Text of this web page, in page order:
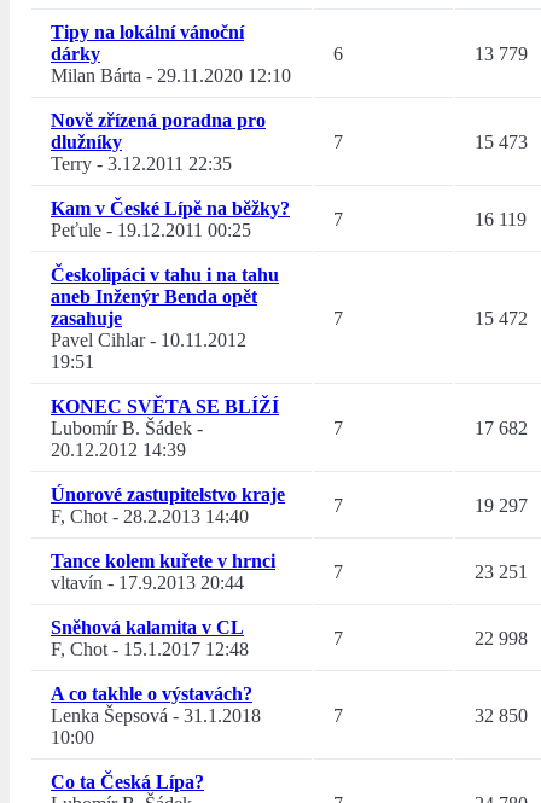
Tipy na lokální vánoční
dárky
Milan Bárta - 29.11.2020 12:10
6 13 779
Nově zřízená poradna pro
dlužníky
Terry - 3.12.2011 22:35
7 15 473
Kam v České Lípě na běžky?
Peťule - 19.12.2011 00:25
7 16 119
Českolipáci v tahu i na tahu
aneb Inženýr Benda opět
zasahuje
Pavel Cihlar- 10.11.2012
19:51
7 15 472
KONEC SVĚTA SE BLÍŽÍ
Lubomír B. Šádek -
20.12.2012 14:39
7 17 682
Únorové zastupitelstvo kraje
F, Chot- 28.2.2013 14:40
7 19 297
Tance kolem kuřete v hrnci
vltavín - 17.9.2013 20:44
7 23 251
Sněhová kalamita v CL
F, Chot- 15.1.2017 12:48
7 22 998
A co takhle o výstavách?
Lenka Šepsová - 31.1.2018
10:00
7 32 850
Co ta Česká Lípa?